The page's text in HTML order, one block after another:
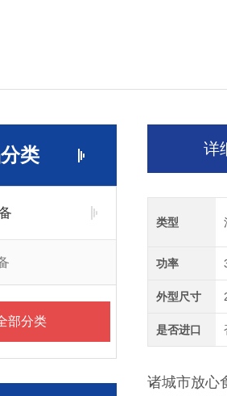
类
部分类
详
类型
功率
外型尺寸
是否进口
诸城市放心